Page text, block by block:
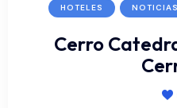
HOTELES NOTICIAS
Cerro